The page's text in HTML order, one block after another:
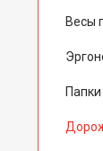
Весы